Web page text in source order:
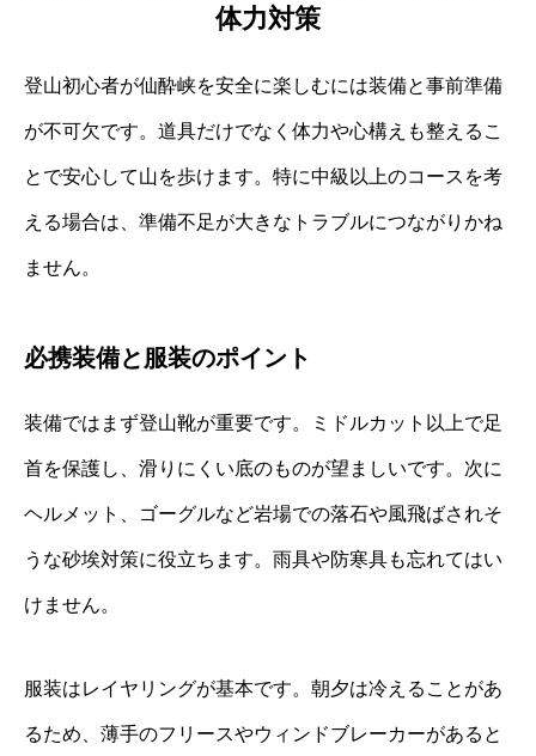
体力対策
登山初心者が仙酔峡を安全に楽しむには装備と事前準備
が不可欠です。道具だけでなく体力や心構えも整えるこ
とで安心して山を歩けます。特に中級以上のコースを考
える場合は、準備不足が大きなトラブルにつながりかね
ません。
必携装備と服装のポイント
装備ではまず登山靴が重要です。ミドルカット以上で足
首を保護し、滑りにくい底のものが望ましいです。次に
ヘルメット、ゴーグルなど岩場での落石や風飛ばされそ
うな砂埃対策に役立ちます。雨具や防寒具も忘れてはい
けません。
服装はレイヤリングが基本です。朝夕は冷えることがあ
るため、薄手のフリースやウィンドブレーカーがあると